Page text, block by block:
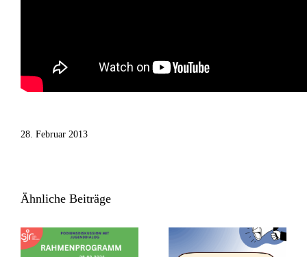
28. Februar 2013
Ähnliche Beiträge